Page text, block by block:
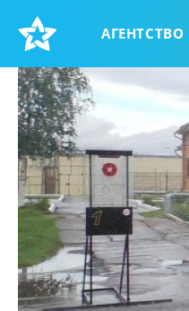
АГЕНТСТВО